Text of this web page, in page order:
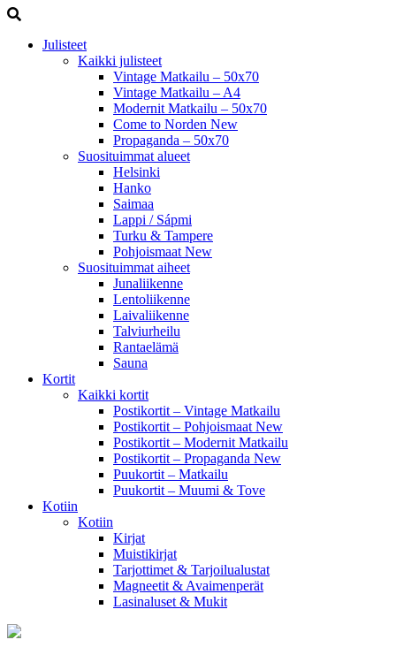
Julisteet
Kaikki julisteet
Vintage Matkailu – 50x70
Vintage Matkailu – A4
Modernit Matkailu – 50x70
Come to Norden New
Propaganda – 50x70
Suosituimmat alueet
Helsinki
Hanko
Saimaa
Lappi / Sápmi
Turku & Tampere
Pohjoismaat New
Suosituimmat aiheet
Junaliikenne
Lentoliikenne
Laivaliikenne
Talviurheilu
Rantaelämä
Sauna
Kortit
Kaikki kortit
Postikortit – Vintage Matkailu
Postikortit – Pohjoismaat New
Postikortit – Modernit Matkailu
Postikortit – Propaganda New
Puukortit – Matkailu
Puukortit – Muumi & Tove
Kotiin
Kotiin
Kirjat
Muistikirjat
Tarjottimet & Tarjoilualustat
Magneetit & Avaimenperät
Lasinaluset & Mukit